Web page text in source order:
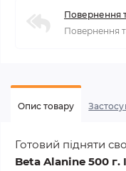
Повернення
Повернення
Опис товару
Готовий підняти
Beta Alanine 500 г.